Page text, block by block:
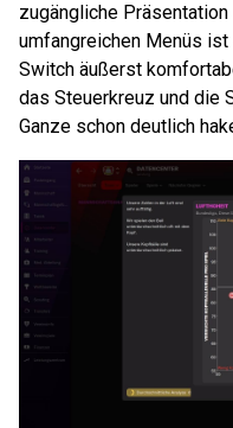
zugängliche
umfangreichen Menüs
Switch äußerst
das Steuerkreuz und die
Ganze schon deutlich